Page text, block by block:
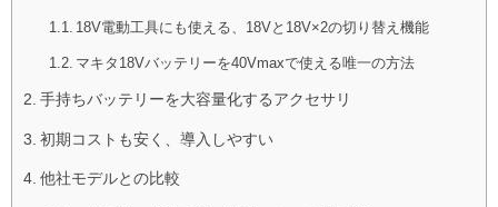
18V電動工具にも使える、18Vと18V×2の切り替え機能
マキタ18Vバッテリーを40Vmaxで使える唯一の方法
手持ちバッテリーを大容量化するアクセサリ
初期コストも安く、導入しやすい
他社モデルとの比較